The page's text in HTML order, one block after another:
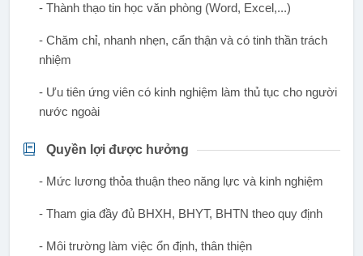
- Thành thạo tin học văn phòng (Word, Excel,...)
- Chăm chỉ, nhanh nhẹn, cẩn thận và có tinh thần trách
nhiệm
- Ưu tiên ứng viên có kinh nghiệm làm thủ tục cho người
nước ngoài
Quyền lợi được hưởng
- Mức lương thỏa thuận theo năng lực và kinh nghiệm
- Tham gia đầy đủ BHXH, BHYT, BHTN theo quy định
- Môi trường làm việc ổn định, thân thiện